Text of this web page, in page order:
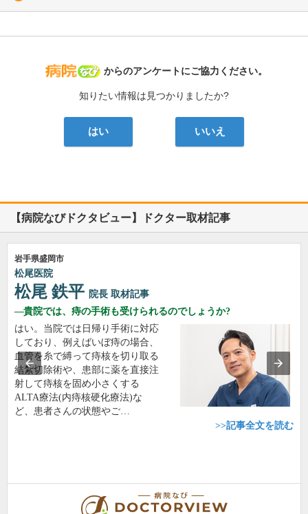
病院なび
からのアンケートにご協力ください。
知りたい情報は見つかりましたか?
はい いいえ
【病院なびドクタビュー】ドクター取材記事
岩手県盛岡市
松尾医院
松尾 鉄平 院長 取材記事
貴院では、痔の手術も受けられるのでしょうか?
はい。当院では日帰り手術に対応
しており、例えばいぼ痔の場合、
血管を糸で縛って痔核を切り取る
結紮切除術や、患部に薬を直接注
射して痔核を固め小さくする
ALTA療法(内痔核硬化療法)な
ど、患者さんの状態やご…
>>記事全文を読む